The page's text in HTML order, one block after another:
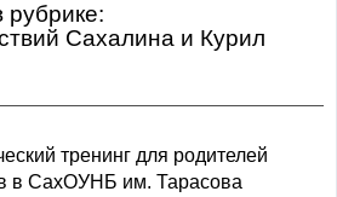
Сахалина и Курил
тренинг для родителей
в СахОУНБ им. Тарасова